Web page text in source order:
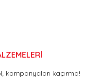
kampanyaları kaçırma!